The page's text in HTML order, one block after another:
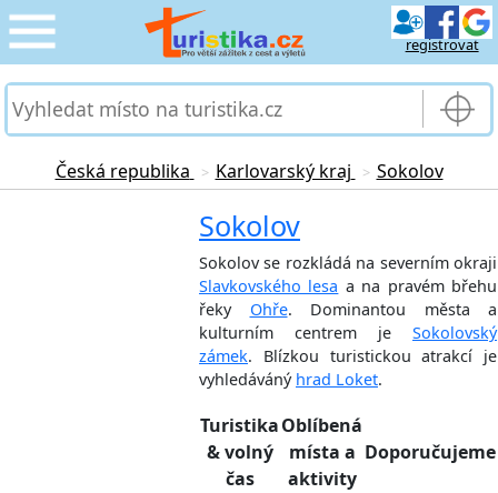
registrovat
CESTOVÁNÍ
SLUŽBY & DOPRAVA
Česká republika > Karlovarský kraj > Sokolov
Sokolov
Sokolov se rozkládá na severním okraji
Slavkovského lesa a na pravém břehu
řeky Ohře. Dominantou města a
kulturním centrem je Sokolovský
zámek. Blízkou turistickou atrakcí je
vyhledáváný hrad Loket.
Turistika
& volný
čas
Oblíbená
místa a
aktivity
Doporučujeme